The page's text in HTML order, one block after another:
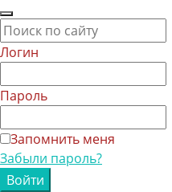
Логин
Пароль
Запомнить меня
Забыли пароль?